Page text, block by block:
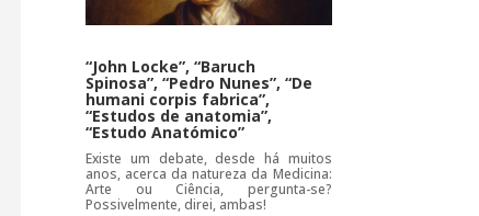
“John Locke”, “Baruch
Spinosa”, “Pedro Nunes”, “De
humani corpis fabrica”,
“Estudos de anatomia”,
“Estudo Anatómico”
Existe um debate, desde há muitos
anos, acerca da natureza da Medicina:
Arte ou Ciência, pergunta-se?
Possivelmente, direi, ambas!